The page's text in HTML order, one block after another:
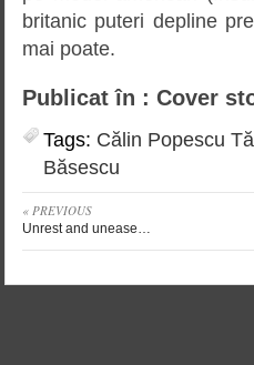
britanic puteri depline
mai poate.
Publicat în : Cover
Tags: Călin Popescu
Băsescu
« PREVIOUS
Unrest and unease…